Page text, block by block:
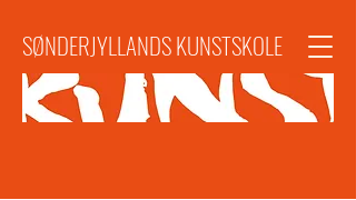
SØNDERJYLLANDS KUNSTSKOLE